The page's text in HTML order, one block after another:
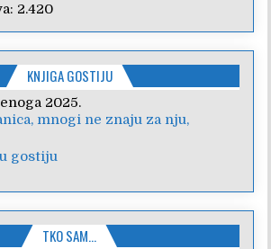
2.420
KNJIGA GOSTIJU
2025.
mnogi ne znaju za nju,
2024.
kolegice! Hvala Vam na
i promoviranju...
gostiju
TKO SAM…